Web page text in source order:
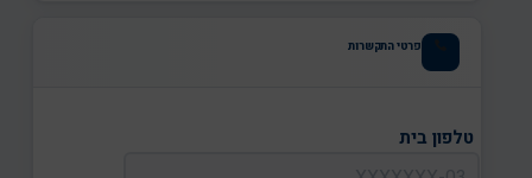
פרטי התקשרות
טלפון בית